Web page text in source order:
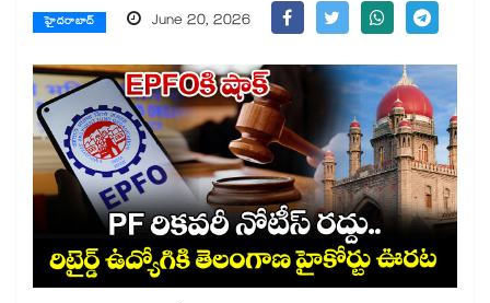
హైదరాబాద్ June 20, 2026